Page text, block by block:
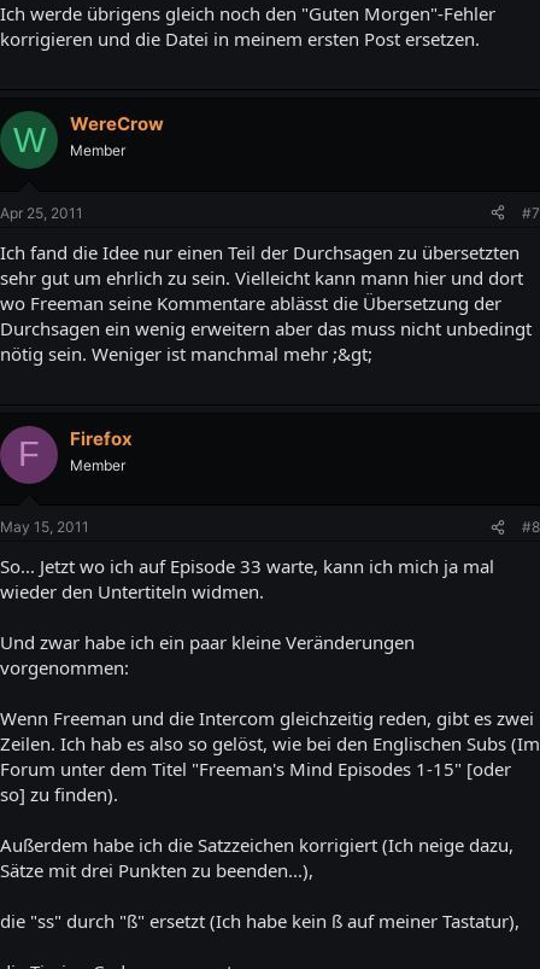
Ich werde übrigens gleich noch den "Guten Morgen"-Fehler
korrigieren und die Datei in meinem ersten Post ersetzen.
W WereCrow
Member
Apr 25, 2011 #7
Ich fand die Idee nur einen Teil der Durchsagen zu übersetzten
sehr gut um ehrlich zu sein. Vielleicht kann mann hier und dort
wo Freeman seine Kommentare ablässt die Übersetzung der
Durchsagen ein wenig erweitern aber das muss nicht unbedingt
nötig sein. Weniger ist manchmal mehr ;&gt;
F Firefox
Member
May 15, 2011 #8
So... Jetzt wo ich auf Episode 33 warte, kann ich mich ja mal
wieder den Untertiteln widmen.
Und zwar habe ich ein paar kleine Veränderungen
vorgenommen:
Wenn Freeman und die Intercom gleichzeitig reden, gibt es zwei
Zeilen. Ich hab es also so gelöst, wie bei den Englischen Subs (Im
Forum unter dem Titel "Freeman's Mind Episodes 1-15" [oder
so] zu finden).
Außerdem habe ich die Satzzeichen korrigiert (Ich neige dazu,
Sätze mit drei Punkten zu beenden...),
die "ss" durch "ß" ersetzt (Ich habe kein ß auf meiner Tastatur),